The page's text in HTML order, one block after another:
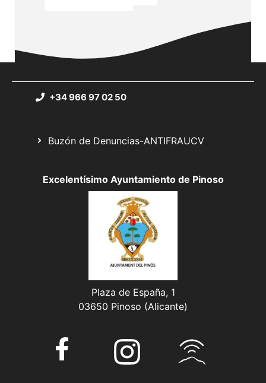
+34 966 97 02 50
Buzón de Denuncias-ANTIFRAUCV
Excelentísimo Ayuntamiento de Pinoso
Plaza de España, 1
03650 Pinoso (Alicante)